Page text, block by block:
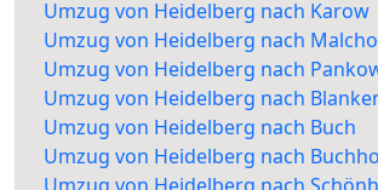
Umzug von Heidelberg nach Karow
Umzug von Heidelberg nach
Umzug von Heidelberg nach
Umzug von Heidelberg nach
Umzug von Heidelberg nach Buch
Umzug von Heidelberg nach